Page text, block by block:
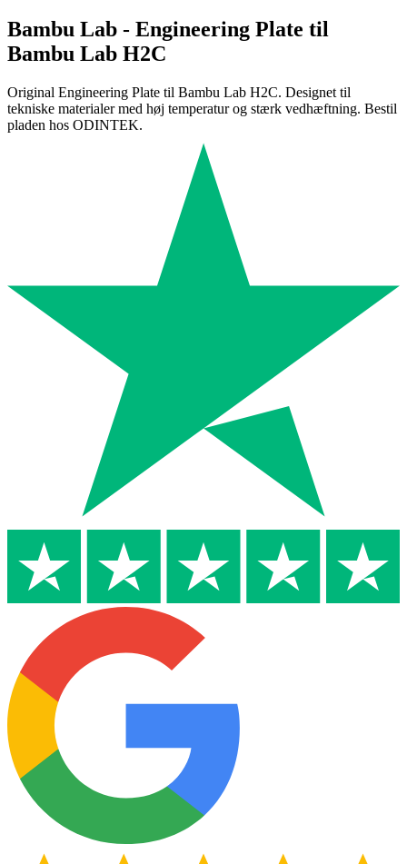
Bambu Lab - Engineering Plate til
Bambu Lab H2C
Original Engineering Plate til Bambu Lab H2C. Designet til
tekniske materialer med høj temperatur og stærk vedhæftning. Bestil
pladen hos ODINTEK.